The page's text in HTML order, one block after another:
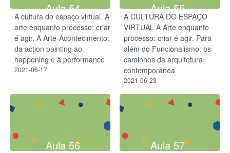
Aula 54
A cultura do espaço virtual. A
arte enquanto processo: criar
é agir. A Arte-Acontecimento:
da action painting ao
happening e à performance
2021-06-17
Aula 55
A CULTURA DO ESPAÇO
VIRTUAL A Arte enquanto
processo: criar é agir. Para
além do Funcionalismo: os
caminhos da arquitetura
contemporânea
2021-06-23
Aula 56 Aula 57